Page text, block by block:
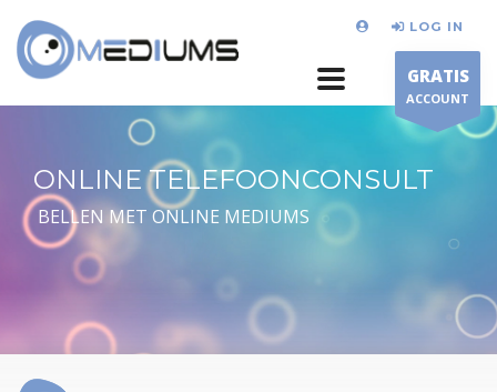
LOG IN
GRATIS
ACCOUNT
ONLINE TELEFOONCONSULT
BELLEN MET ONLINE MEDIUMS